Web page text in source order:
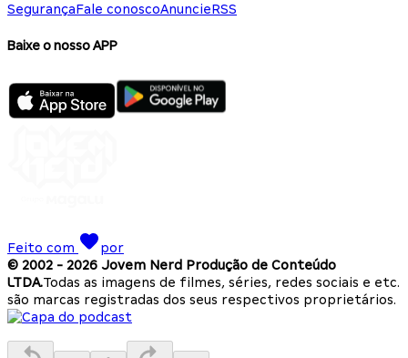
SegurançaFale conoscoAnuncieRSS
Baixe o nosso APP
Feito com
por
© 2002 - 2026 Jovem Nerd Produção de Conteúdo
LTDA.Todas as imagens de filmes, séries, redes sociais e etc.
são marcas registradas dos seus respectivos proprietários.